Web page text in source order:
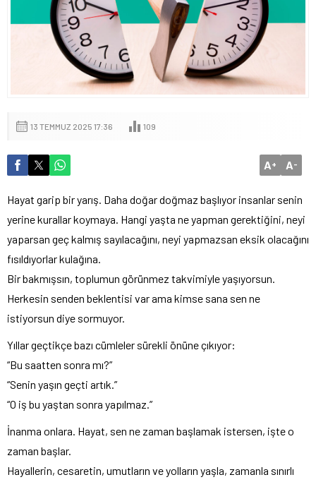
13 TEMMUZ 2025 17:36 109
A+ A-
Hayat garip bir yarış. Daha doğar doğmaz başlıyor insanlar senin
yerine kurallar koymaya. Hangi yaşta ne yapman gerektiğini, neyi
yaparsan geç kalmış sayılacağını, neyi yapmazsan eksik olacağını
fısıldıyorlar kulağına.
Bir bakmışsın, toplumun görünmez takvimiyle yaşıyorsun.
Herkesin senden beklentisi var ama kimse sana sen ne
istiyorsun diye sormuyor.
Yıllar geçtikçe bazı cümleler sürekli önüne çıkıyor:
“Bu saatten sonra mı?”
“Senin yaşın geçti artık.”
“O iş bu yaştan sonra yapılmaz.”
İnanma onlara. Hayat, sen ne zaman başlamak istersen, işte o
zaman başlar.
Hayallerin, cesaretin, umutların ve yolların yaşla, zamanla sınırlı